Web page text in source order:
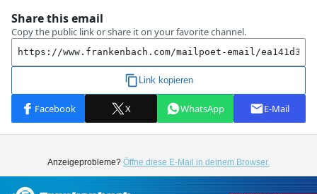
Anzeigeprobleme? Öffne diese E-Mail in deinem Browser.